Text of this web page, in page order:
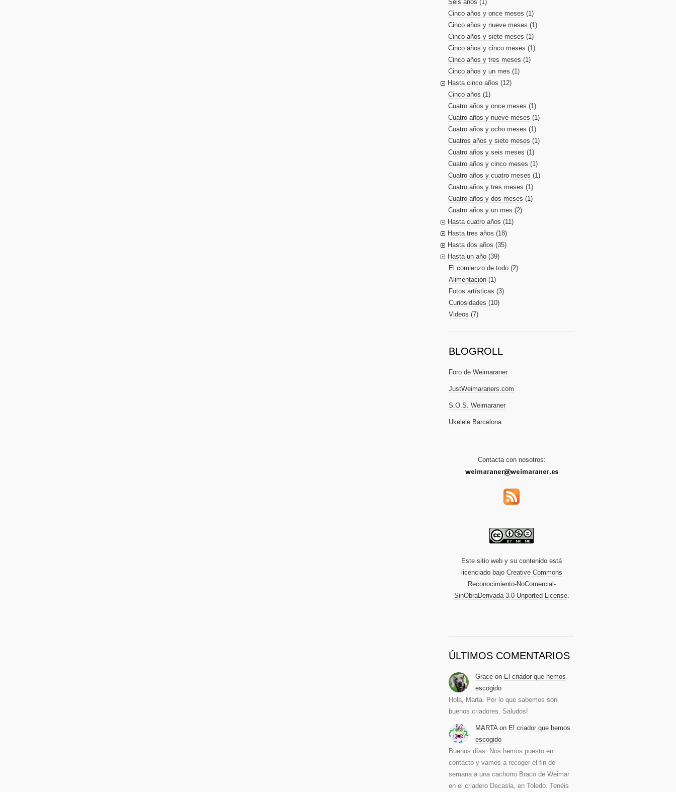
Seis años (1)
Cinco años y once meses (1)
Cinco años y nueve meses (1)
Cinco años y siete meses (1)
Cinco años y cinco meses (1)
Cinco años y tres meses (1)
Cinco años y un mes (1)
Hasta cinco años (12)
Cinco años (1)
Cuatro años y once meses (1)
Cuatro años y nueve meses (1)
Cuatro años y ocho meses (1)
Cuatros años y siete meses (1)
Cuatro años y seis meses (1)
Cuatro años y cinco meses (1)
Cuatro años y cuatro meses (1)
Cuatro años y tres meses (1)
Cuatro años y dos meses (1)
Cuatro años y un mes (2)
Hasta cuatro años (11)
Hasta tres años (18)
Hasta dos años (35)
Hasta un año (39)
El comienzo de todo (2)
Alimentación (1)
Fotos artísticas (3)
Curiosidades (10)
Videos (7)
BLOGROLL
Foro de Weimaraner
JustWeimaraners.com
S.O.S. Weimaraner
Ukelele Barcelona
Contacta con nosotros:
Este sitio web y su contenido está
licenciado bajo Creative Commons
Reconocimiento-NoComercial-
SinObraDerivada 3.0 Unported License.
ÚLTIMOS COMENTARIOS
Grace on El criador que hemos
escogido
Hola, Marta. Por lo que sabemos son
buenos criadores. Saludos!
MARTA on El criador que hemos
escogido
Buenos días. Nos hemos puesto en
contacto y vamos a recoger el fin de
semana a una cachorro Braco de Weimar
en el criadero Decasla, en Toledo. Tenéis